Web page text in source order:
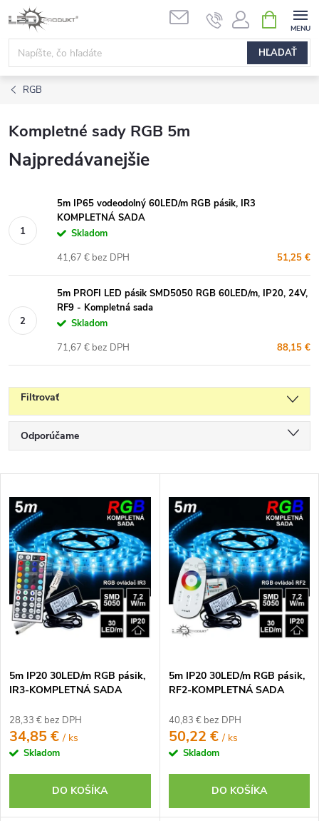
Prejsť
na
obsah
HĽADAŤ
KOŠÍK
RGB
Kompletné sady RGB 5m
Najpredávanejšie
5m IP65 vodeodolný 60LED/m RGB pásik, IR3
KOMPLETNÁ SADA
Skladom
51,25 €
41,67 € bez DPH
5m PROFI LED pásik SMD5050 RGB 60LED/m, IP20, 24V,
RF9 - Kompletná sada
Skladom
88,15 €
71,67 € bez DPH
Filtrovať
a
d
n
i
e
p
o
d
k
t
o
v
Odporúčame
Najpredávanejšie
Abecedne
ý
p
i
s
p
r
o
d
k
o
v
5m IP20 30LED/m RGB pásik,
IR3-KOMPLETNÁ SADA
28,33 € bez DPH
34,85 €/ ks
Skladom
DO KOŠÍKA
5m IP20 30LED/m RGB pásik,
RF2-KOMPLETNÁ SADA
40,83 € bez DPH
50,22 €/ ks
Skladom
DO KOŠÍKA